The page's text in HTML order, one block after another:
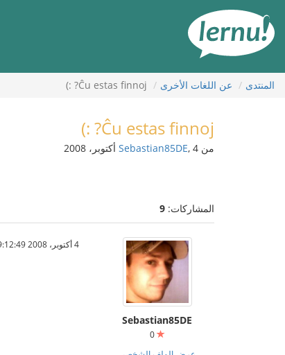
المحتويات
المنتدى عن اللغات الأخرى Ĉu estas finnoj? :)
Ĉu estas finnoj? :)
من Sebastian85DE, 4 أكتوبر، 2008
المشاركات: 9
Sebastian85DE
0
4 أكتوبر، 2008 9:12:49 ص